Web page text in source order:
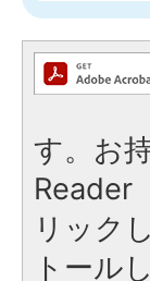
す。お
Reader
リック
トール